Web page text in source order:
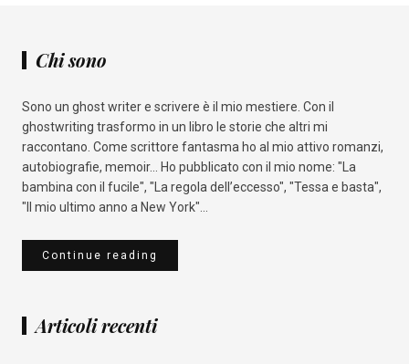
Chi sono
Sono un ghost writer e scrivere è il mio mestiere. Con il
ghostwriting trasformo in un libro le storie che altri mi
raccontano. Come scrittore fantasma ho al mio attivo romanzi,
autobiografie, memoir... Ho pubblicato con il mio nome: "La
bambina con il fucile", "La regola dell’eccesso", "Tessa e basta",
"Il mio ultimo anno a New York"...
Continue reading
Articoli recenti